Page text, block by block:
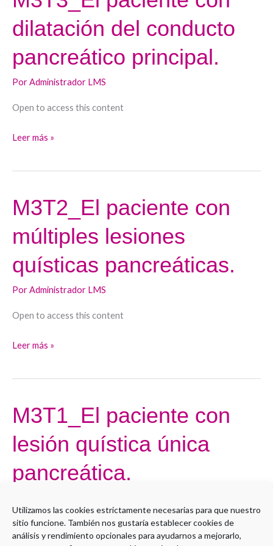
Utilizamos las cookies estrictamente necesarias para que nuestro
sitio funcione. También nos gustaría establecer cookies de
análisis y rendimiento opcionales para ayudarnos a mejorarlo,
dilatación del conducto
pancreático principal.
PorAdministrador LMS
Open to access this content
paciente
con
del
principal.
Leer más »
M3T2_El paciente con
múltiples lesiones
quísticas pancreáticas.
PorAdministrador LMS
Open to access this content
M3T2_El
paciente
con
lesiones
Leer más »
M3T1_El paciente con
lesión quística única
pancreática.
Open to access this content
M3T1_El
paciente
con
quística
pancreática.